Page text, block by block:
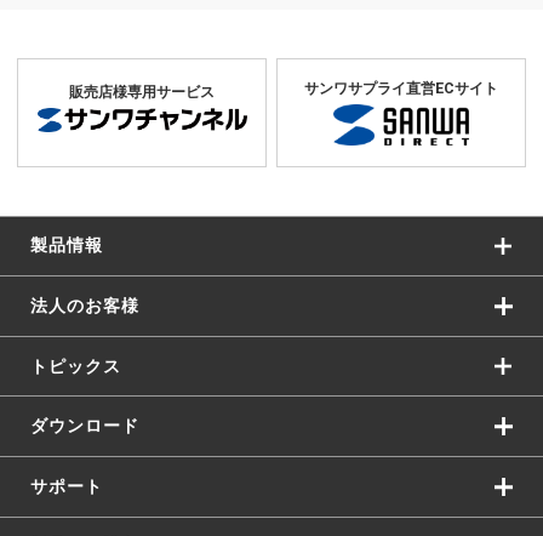
販売店様専用サービス サンワサプライ直営ECサイト
製品情報
法人のお客様
トピックス
ダウンロード
サポート